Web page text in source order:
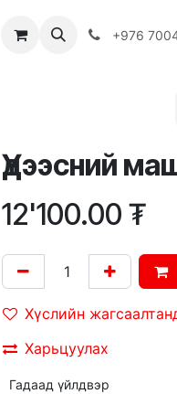
♻️ Эко шогол
+976
12'100.00 ₮
Хүслийн
Харьцуулах
Гадаад үйлдвэр